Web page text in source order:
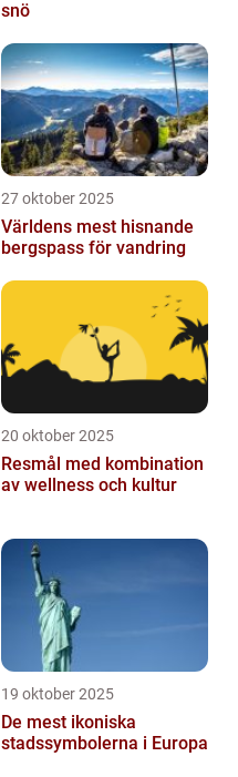
snö
27 oktober 2025
Världens mest hisnande
bergspass för vandring
20 oktober 2025
Resmål med kombination
av wellness och kultur
19 oktober 2025
De mest ikoniska
stadssymbolerna i Europa